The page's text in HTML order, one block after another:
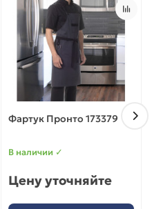
Фартук Пронто 173379
В наличии ✓
Цену уточняйте